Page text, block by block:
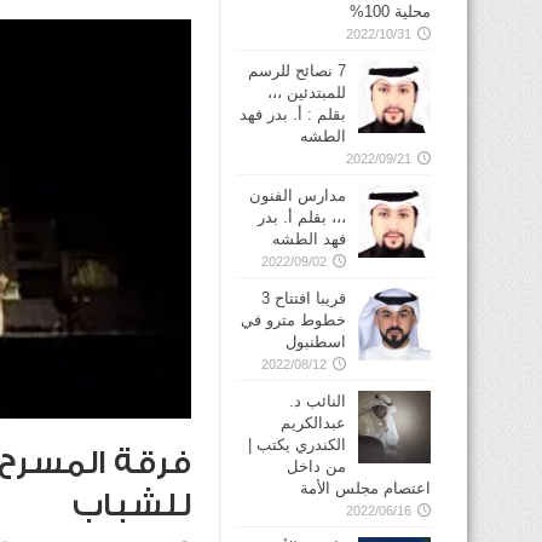
فرقة
للشباب
محلية 100%
2022/10/31
7 نصائح للرسم
للمبتدئين ،،،
بقلم : أ. بدر فهد
الطشه
2022/09/21
مدارس الفنون
،،، بقلم أ. بدر
فهد الطشه
2022/09/02
قريبا افتتاح 3
خطوط مترو في
2022/08/12
النائب د.
عبدالكريم
الكندري يكتب |
من داخل
اعتصام مجلس الأمة
2022/06/16